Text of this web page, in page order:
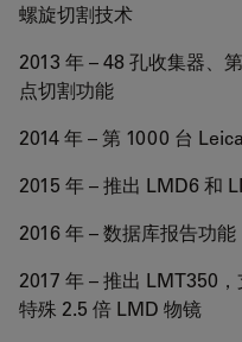
螺旋切割技术
2013 年 – 48 孔收集器、
点切割功能
2014 年 – 第 1000 台
2015 年 – 推出 LMD6 和
2016 年 – 数据库报告功能
2017 年 – 推出 LMT350
特殊 2.5 倍 LMD 物镜